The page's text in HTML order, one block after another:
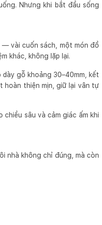
Nhưng khi bắt đầu sống
— vài cuốn sách, một món đồ
khác, không lặp lại.
gỗ khoảng 30–40mm, kết
hoàn thiện mịn, giữ lại vân tự
sâu và cảm giác ấm khi
nhà không chỉ đúng, mà còn